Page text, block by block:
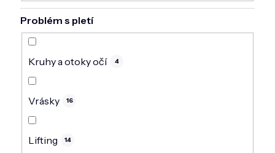
Problém s pletí
Kruhy a otoky očí 4
Vrásky 16
Lifting 14